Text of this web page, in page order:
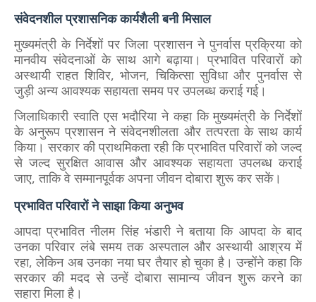
संवेदनशील प्रशासनिक कार्यशैली बनी मिसाल
मुख्यमंत्री के निर्देशों पर जिला प्रशासन ने पुनर्वास प्रक्रिया को
मानवीय संवेदनाओं के साथ आगे बढ़ाया। प्रभावित परिवारों को
अस्थायी राहत शिविर, भोजन, चिकित्सा सुविधा और पुनर्वास से
जुड़ी अन्य आवश्यक सहायता समय पर उपलब्ध कराई गई।
जिलाधिकारीस्वाति एस भदौरियाने कहा कि मुख्यमंत्री के निर्देशों
के अनुरूप प्रशासन ने संवेदनशीलता और तत्परता के साथ कार्य
किया। सरकार की प्राथमिकता रही कि प्रभावित परिवारों को जल्द
से जल्द सुरक्षित आवास और आवश्यक सहायता उपलब्ध कराई
जाए, ताकि वे सम्मानपूर्वक अपना जीवन दोबारा शुरू कर सकें।
प्रभावित परिवारों ने साझा किया अनुभव
आपदा प्रभावित नीलम सिंह भंडारी ने बताया कि आपदा के बाद
उनका परिवार लंबे समय तक अस्पताल और अस्थायी आश्रय में
रहा, लेकिन अब उनका नया घर तैयार हो चुका है। उन्होंने कहा कि
सरकार की मदद से उन्हें दोबारा सामान्य जीवन शुरू करने का
सहारा मिला है।